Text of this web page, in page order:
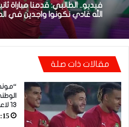
14:06 | 1 أبريل، 2026
فيديو.. الطالبي: قدمنا مباراة
الله غادي نكونوا واجدين في
فيديو.. بونو: اللاعبين تعاملو
مكانتش ساهلة وحنا كنحاولوا
المنتخب
مقالات ذات صلة
13 لاعبا
15:15 | 12